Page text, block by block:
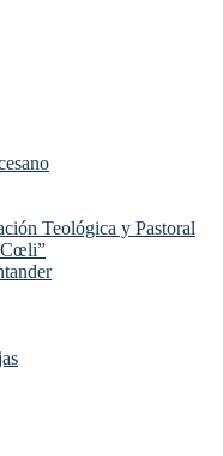
Teológica y Pastoral
Cœli”